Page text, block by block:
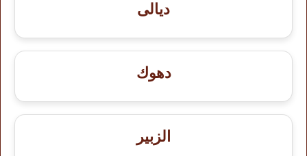
ديالى
دهوك
الزبير